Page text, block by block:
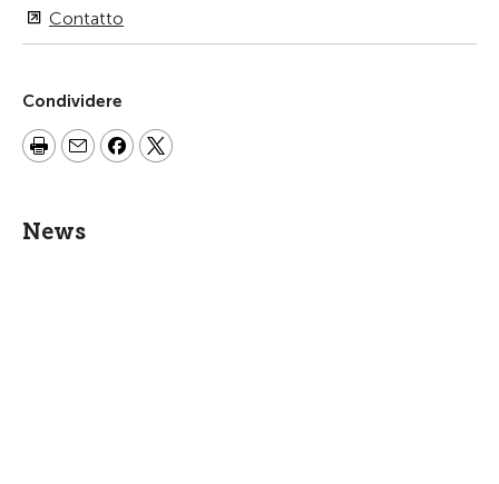
Contatto
Condividere
News